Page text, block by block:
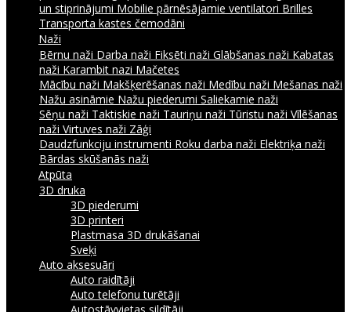
un stiprinājumi Mobilie pārnēsājamie ventilatori Brilles
Transporta kastes čemodāni
Naži
Bērnu naži Darba naži Fiksēti naži Glābšanas naži Kabatas
naži Karambit nazi Mačetes
Mācību naži Makšķerēšanas naži Medību naži Mešanas naži
Nažu asināmie Nažu piederumi Saliekamie naži
Sēņu naži Taktiskie naži Tauriņu naži Tūristu naži Vīlēšanas
naži Virtuves naži Zāģi
Daudzfunkciju instrumenti Roku darba naži Elektriķa naži
Bārdas skūšanās naži
Atpūta
3D druka
3D piederumi
3D printeri
Plastmasa 3D drukāšanai
Sveķi
Auto aksesuāri
Auto raidītāji
Auto telefonu turētāji
Autostāvvietas sildītāji